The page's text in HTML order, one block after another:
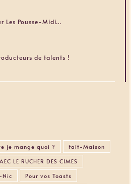
Les Pousse-Midi…
de talents !
je mange quoi ?
Fait-Maison
LE RUCHER DES CIMES
Nic
Pour vos Toasts